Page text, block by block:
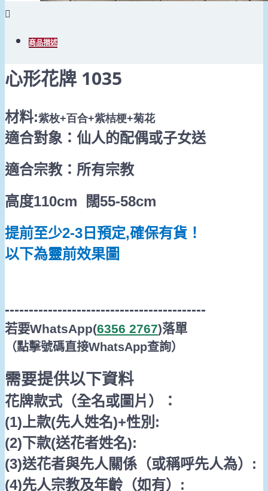
商品描述
心形花牌 1035
材料:紫枚+百合+紫桔梗+菊花
適合對象：仙人的配偶或子女送
適合宗教：所有宗教
高度110cm 闊55-58cm
提前至少2-3 日預定,確保有貨！
以下為靈前效果圖
------------------------------------------
若要WhatsApp(6356 2767)落單
（點擊號碼直接WhatsApp查詢）
需要提供以下資料
花牌款式（全名或圖片）：
(1)上款(先人姓名)+性別 :
(2)下款(送花者姓名):
(3)送花者與先人關係（或稱呼先人為） :
(4)先人宗教及年齡（如有） :